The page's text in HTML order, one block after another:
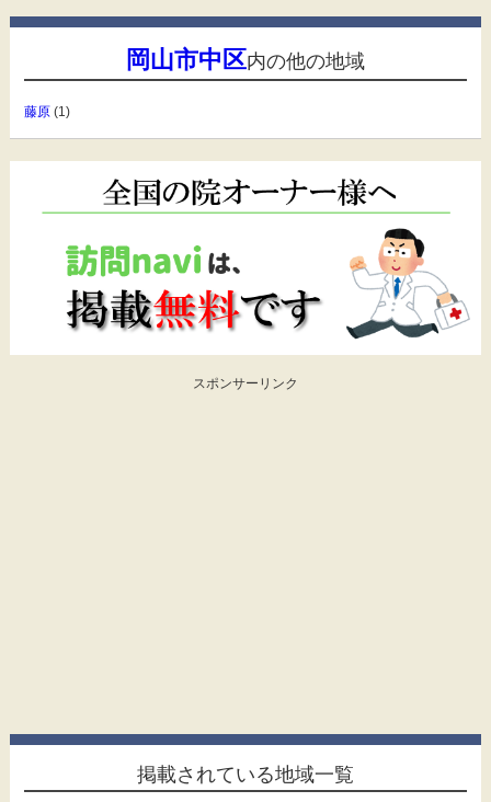
岡山市中区内の他の地域
藤原(1)
スポンサーリンク
掲載されている地域一覧